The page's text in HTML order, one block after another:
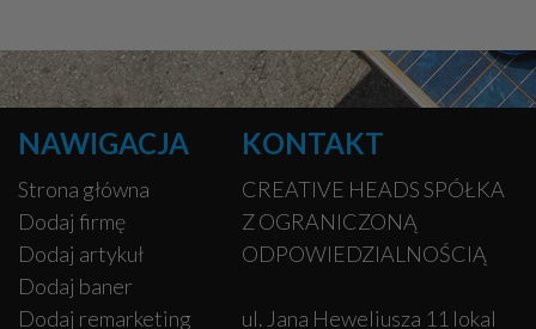
NAWIGACJA
Strona główna
Dodaj firmę
Dodaj artykuł
Dodaj baner
Dodaj remarketing
KONTAKT
CREATIVE HEADS SPÓŁKA
Z OGRANICZONĄ
ODPOWIEDZIALNOŚCIĄ
ul. Jana Heweliusza 11 lokal